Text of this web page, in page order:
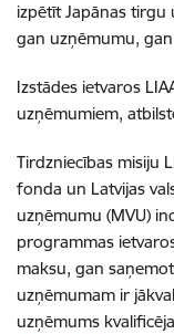
izpētīt Japānas
gan uzņēmumu,
Izstādes ietvaros
uzņēmumiem,
Tirdzniecības misiju
fonda un Latvijas
uzņēmumu (MVU)
programmas
maksu, gan
uzņēmumam ir
uzņēmums